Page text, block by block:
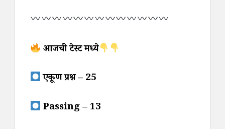
आजची टेस्ट मध्ये
एकूण प्रश्न – 25
Passing – 13